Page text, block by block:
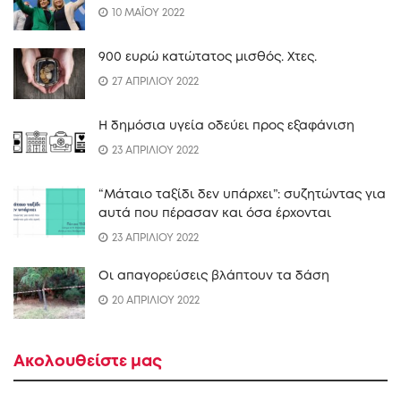
10 ΜΑΪΟΥ 2022
900 ευρώ κατώτατος μισθός. Xτες.
27 ΑΠΡΙΛΙΟΥ 2022
Η δημόσια υγεία οδεύει προς εξαφάνιση
23 ΑΠΡΙΛΙΟΥ 2022
“Mάταιο ταξίδι δεν υπάρχει”: συζητώντας για
αυτά που πέρασαν και όσα έρχονται
23 ΑΠΡΙΛΙΟΥ 2022
Οι απαγορεύσεις βλάπτουν τα δάση
20 ΑΠΡΙΛΙΟΥ 2022
Ακολουθείστε μας